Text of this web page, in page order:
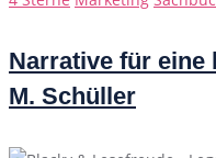
Narrative für eine
M. Schüller